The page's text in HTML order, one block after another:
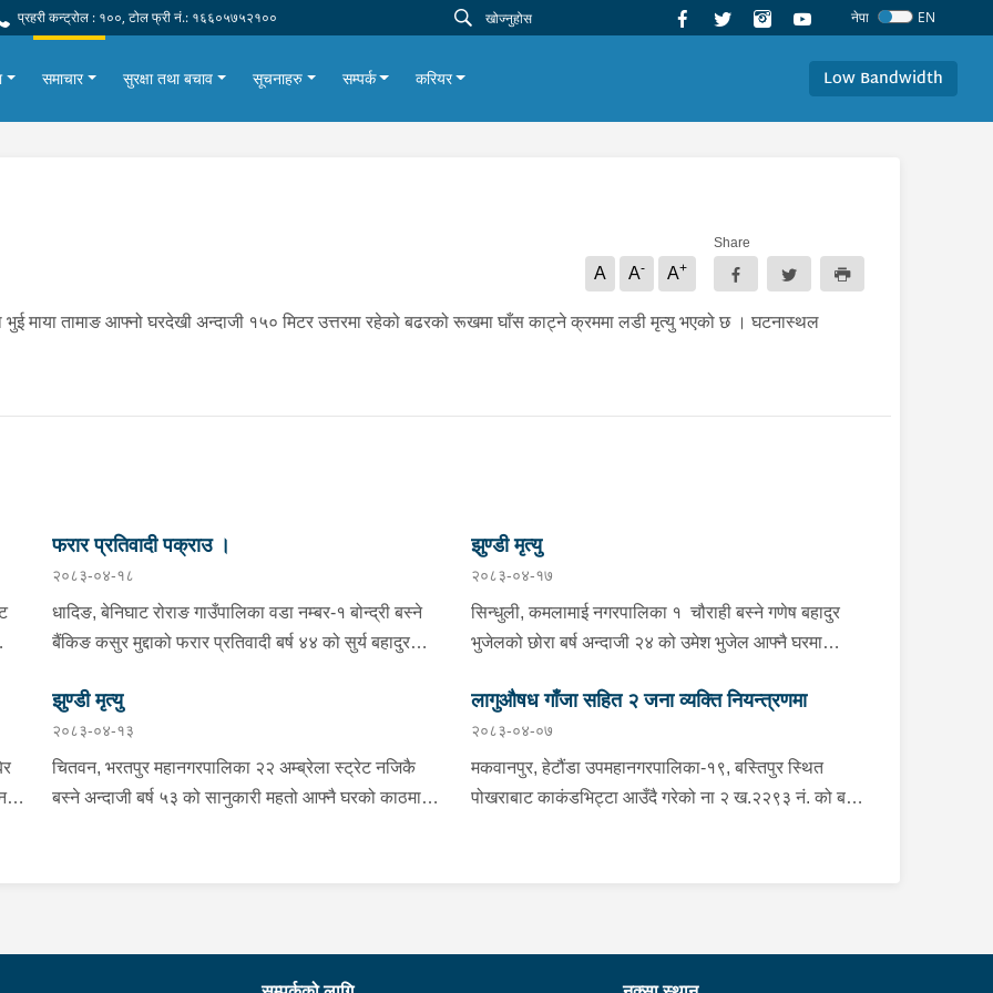
प्रहरी कन्ट्रोल : १००, टोल फ्री नं.: १६६०५७५२१०० नेपा EN
समाचार सुरक्षा तथा बचाव सूचनाहरु सम्पर्क करियर Low Bandwidth
A A- A+
Share
भुई माया तामाङ आफ्नो घरदेखी अन्दाजी १५० मिटर उत्तरमा रहेको बढरको रूखमा घाँस काट्ने क्रममा लडी मृत्यु भएको छ । घटनास्थल
फरार प्रतिवादी पक्राउ ।
२०८३-०४-१८
धादिङ, बेनिघाट रोराङ गाउँपालिका वडा नम्बर-१ बोन्द्री बस्ने
बैंकिङ कसुर मुद्दाको फरार प्रतिवादी बर्ष ४४ को सुर्य बहादुर
झुण्डी मृत्यु
२०८३-०४-१७
सिन्धुली, कमलामाई नगरपालिका १ चौराही बस्ने गणेष बहादुर
भुजेलको छोरा बर्ष अन्दाजी २४ को उमेश भुजेल आफ्नै घरमा
प्राप्त हुनासाथ प्रहरी टोली खटिगई घटनास्थलमा मुचुल्का
सहित थप अनुसन्धान कार्य भइरहेको ।
झुण्डी मृत्यु
२०८३-०४-१३
चितवन, भरतपुर महानगरपालिका २२ अम्ब्रेला स्ट्रेट नजिकै
बस्ने अन्दाजी बर्ष ५३ को सानुकारी महतो आफ्नै घरको काठमा
लागुऔषध गाँजा सहित २ जना व्यक्ति नियन्त्रणमा
२०८३-०४-०७
मकवानपुर, हेटौंडा उपमहानगरपालिका-१९, बस्तिपुर स्थित
पोखराबाट काकंडभिट्टा आउँदै गरेको ना २ ख.२२९३ नं. को बस